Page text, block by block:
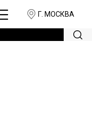
Г. МОСКВА